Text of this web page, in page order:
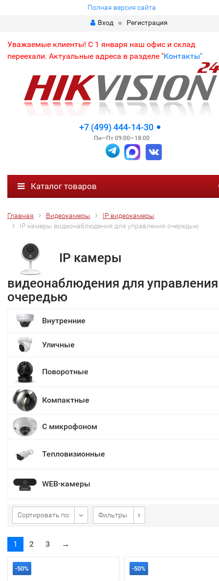
Полная версия сайта
Вход
Регистрация
Уважаемые клиенты! С 1 января наш офис и склад
переехали. Актуальные адреса в разделе "Контакты"
+7 (499) 444-14-30
Пн—Пт 09:00—18:00
Каталог товаров
Главная Видеокамеры
IP видеокамеры
IP камеры видеонаблюдения для управления очередью
IP камеры
видеонаблюдения для управления
очередью
Внутренние
Уличные
Поворотные
Компактные
С микрофоном
Тепловизионные
WEB-камеры
Сортировать по: Фильтры
1 2 3 →
-50% -50%